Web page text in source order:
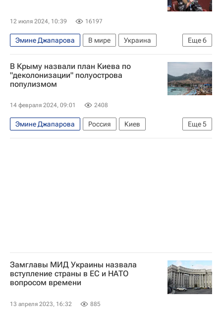
12 июля 2024, 10:39 16197
Еще6
Эмине Джапарова В мире
Украина
Россия
Вена
Геннадий Боголюбов
Александр Ярославский
Приватбанк
Укртатнафта
В Крыму назвали план Киева по
"деколонизации" полуострова
популизмом
14 февраля 2024, 09:01 2408
Еще5
Эмине Джапарова Россия
Киев
Украина
Заур Смирнов
Владимир Путин
Замглавы МИД Украины назвала
вступление страны в ЕС и НАТО
вопросом времени
13 апреля 2023, 16:32 885